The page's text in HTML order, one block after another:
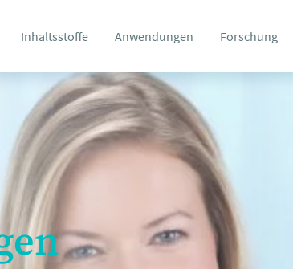
Inhaltsstoffe Anwendungen Forschung